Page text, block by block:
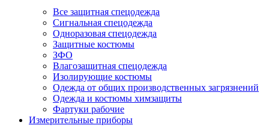
Все защитная спецодежда
Сигнальная спецодежда
Одноразовая спецодежда
Защитные костюмы
ЗФО
Влагозащитная спецодежда
Изолирующие костюмы
Одежда от общих производственных загрязнений
Одежда и костюмы химзащиты
Фартуки рабочие
Измерительные приборы